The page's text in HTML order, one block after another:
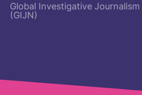
Global Investigative
(GIJN)